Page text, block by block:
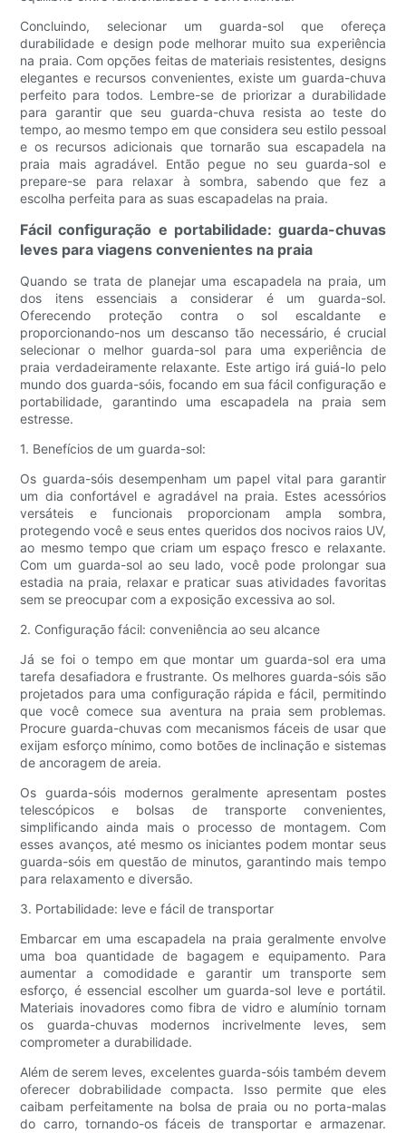
Concluindo, selecionar um guarda-sol que ofereça
durabilidade e design pode melhorar muito sua experiência
na praia. Com opções feitas de materiais resistentes, designs
elegantes e recursos convenientes, existe um guarda-chuva
perfeito para todos. Lembre-se de priorizar a durabilidade
para garantir que seu guarda-chuva resista ao teste do
tempo, ao mesmo tempo em que considera seu estilo pessoal
e os recursos adicionais que tornarão sua escapadela na
praia mais agradável. Então pegue no seu guarda-sol e
prepare-se para relaxar à sombra, sabendo que fez a
escolha perfeita para as suas escapadelas na praia.
Fácil configuração e portabilidade: guarda-chuvas
leves para viagens convenientes na praia
Quando se trata de planejar uma escapadela na praia, um
dos itens essenciais a considerar é um guarda-sol.
Oferecendo proteção contra o sol escaldante e
proporcionando-nos um descanso tão necessário, é crucial
selecionar o melhor guarda-sol para uma experiência de
praia verdadeiramente relaxante. Este artigo irá guiá-lo pelo
mundo dos guarda-sóis, focando em sua fácil configuração e
portabilidade, garantindo uma escapadela na praia sem
estresse.
1. Benefícios de um guarda-sol:
Os guarda-sóis desempenham um papel vital para garantir
um dia confortável e agradável na praia. Estes acessórios
versáteis e funcionais proporcionam ampla sombra,
protegendo você e seus entes queridos dos nocivos raios UV,
ao mesmo tempo que criam um espaço fresco e relaxante.
Com um guarda-sol ao seu lado, você pode prolongar sua
estadia na praia, relaxar e praticar suas atividades favoritas
sem se preocupar com a exposição excessiva ao sol.
2. Configuração fácil: conveniência ao seu alcance
Já se foi o tempo em que montar um guarda-sol era uma
tarefa desafiadora e frustrante. Os melhores guarda-sóis são
projetados para uma configuração rápida e fácil, permitindo
que você comece sua aventura na praia sem problemas.
Procure guarda-chuvas com mecanismos fáceis de usar que
exijam esforço mínimo, como botões de inclinação e sistemas
de ancoragem de areia.
Os guarda-sóis modernos geralmente apresentam postes
telescópicos e bolsas de transporte convenientes,
simplificando ainda mais o processo de montagem. Com
esses avanços, até mesmo os iniciantes podem montar seus
guarda-sóis em questão de minutos, garantindo mais tempo
para relaxamento e diversão.
3. Portabilidade: leve e fácil de transportar
Embarcar em uma escapadela na praia geralmente envolve
uma boa quantidade de bagagem e equipamento. Para
aumentar a comodidade e garantir um transporte sem
esforço, é essencial escolher um guarda-sol leve e portátil.
Materiais inovadores como fibra de vidro e alumínio tornam
os guarda-chuvas modernos incrivelmente leves, sem
comprometer a durabilidade.
Além de serem leves, excelentes guarda-sóis também devem
oferecer dobrabilidade compacta. Isso permite que eles
caibam perfeitamente na bolsa de praia ou no porta-malas
do carro, tornando-os fáceis de transportar e armazenar.